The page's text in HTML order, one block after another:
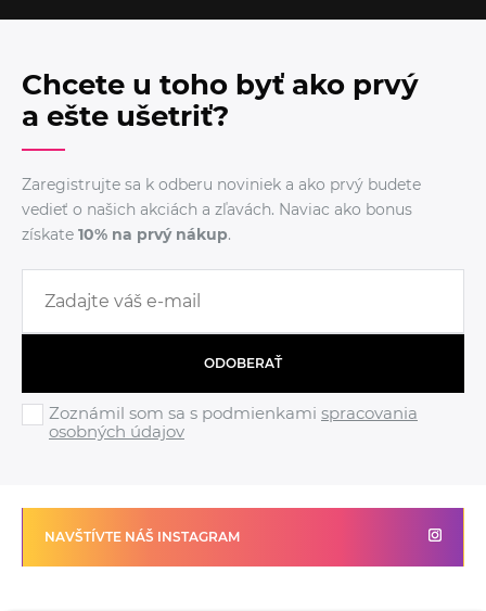
Chcete u toho byť ako prvý
a ešte ušetriť?
Zaregistrujte sa k odberu noviniek a ako prvý budete
vedieť o našich akciách a zľavách. Naviac ako bonus
získate 10% na prvý nákup.
ODOBERAŤ
Zoznámil som sa s podmienkami spracovania
osobných údajov
NAVŠTÍVTE NÁŠ INSTAGRAM